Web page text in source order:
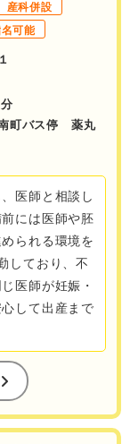
産科併設
可能
町バス停 薬丸
医師と相談し
には医師や胚
られる環境を
しており、不
医師が妊娠・
して出産まで